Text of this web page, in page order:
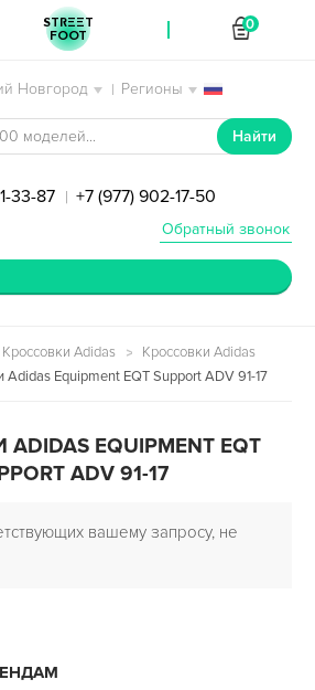
Новгород | Регионы
Найти
33-87 | +7 (977) 902-17-50
Обратный звонок
Кроссовки Adidas
Кроссовки Adidas
Adidas Equipment EQT Support ADV 91-17
EQUIPMENT EQT
ADV 91-17
вашему запросу, не
STREET
FOOT
0